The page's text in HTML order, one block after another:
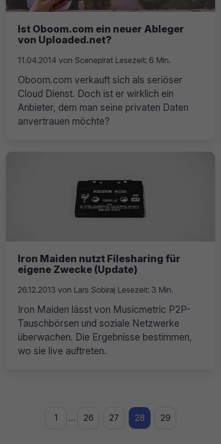
Ist Oboom.com ein neuer Ableger
von Uploaded.net?
11.04.2014 von Scenepirat Lesezeit: 6 Min.
Oboom.com verkauft sich als seriöser
Cloud Dienst. Doch ist er wirklich ein
Anbieter, dem man seine privaten Daten
anvertrauen möchte?
Iron Maiden nutzt Filesharing für
eigene Zwecke (Update)
26.12.2013 von Lars Sobiraj Lesezeit: 3 Min.
Iron Maiden lässt von Musicmetric P2P-
Tauschbörsen und soziale Netzwerke
überwachen. Die Ergebnisse bestimmen,
wo sie live auftreten.
1 … 26 27 28 29